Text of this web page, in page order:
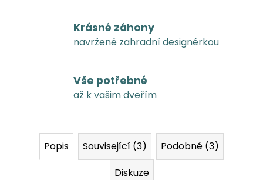
Krásné záhony
navržené zahradní designérkou
Vše potřebné
až k vašim dveřím
Popis Související (3)
Podobné (3)
Diskuze